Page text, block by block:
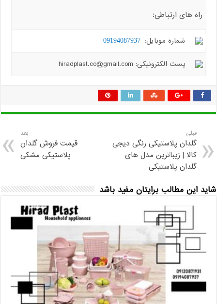
راه های ارتباطی:
شماره موبایل: 09194087937
پست الکترونیکی: hiradplast.co@gmail.com
قبلی
گلدان پلاستیکی رنگی دیجی
کالا | زیباترین مدل های
گلدان پلاستیکی
بعد
قیمت فروش گلدان
پلاستیکی مشکی
شاید این مطالب برایتان مفید باشد